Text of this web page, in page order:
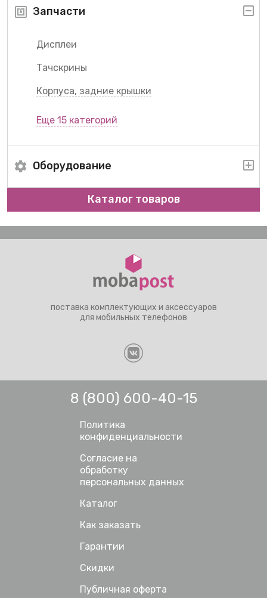
Запчасти
Дисплеи
Тачскрины
Корпуса, задние крышки
Еще 15 категорий
Оборудование
Каталог товаров
поставка комплектующих и аксессуаров
для мобильных телефонов
Каталог
Как заказать
Гарантии
Скидки
Публичная оферта
8 (800) 600-40-15
Политика
конфиденциальности
Согласие на
обработку
персональных данных